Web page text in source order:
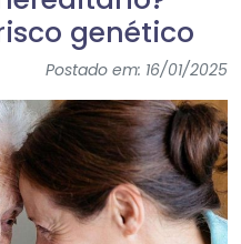
genético
Postado em: 16/01/2025